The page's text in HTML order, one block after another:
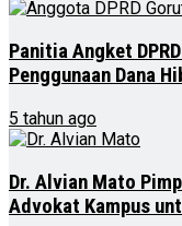
Panitia Angket
Penggunaan Dana
5 tahun ago
Dr. Alvian Mato
Advokat Kampus